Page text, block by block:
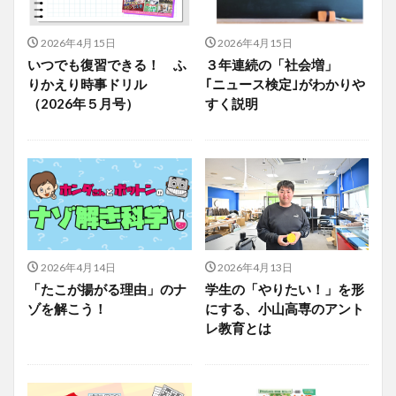
2026年4月15日
いつでも復習できる！ ふ
りかえり時事ドリル
（2026年５月号）
2026年4月15日
３年連続の「社会増」
｢ニュース検定｣がわかりや
すく説明
2026年4月14日
「たこが揚がる理由」のナ
ゾを解こう！
2026年4月13日
学生の「やりたい！」を形
にする、小山高専のアント
レ教育とは